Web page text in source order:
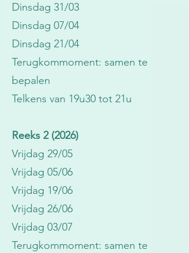
Dinsdag 31/03
Dinsdag 07/04
Dinsdag 21/04
Terugkommoment: samen te
bepalen
​Telkens van 19u30 tot 21u
Reeks 2 (2026)
Vrijdag 29/05
Vrijdag 05/06
Vrijdag 19/06
Vrijdag 26/06
Vrijdag 03/07
Terugkommoment: samen te